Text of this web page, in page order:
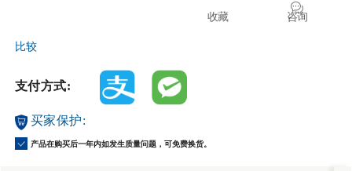
咨询
收藏
比较
支付方式:
买家保护:
产品在购买后一年内如发生质量问题，可免费换货。